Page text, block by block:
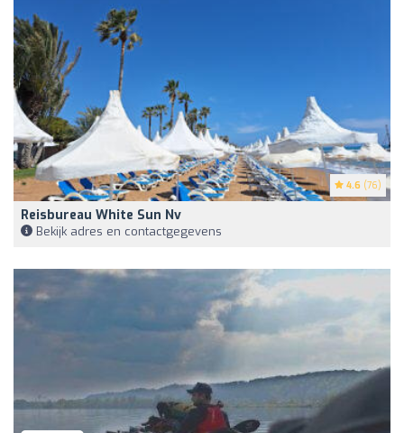
4.6 (76)
Reisbureau White Sun Nv
Bekijk adres en contactgegevens